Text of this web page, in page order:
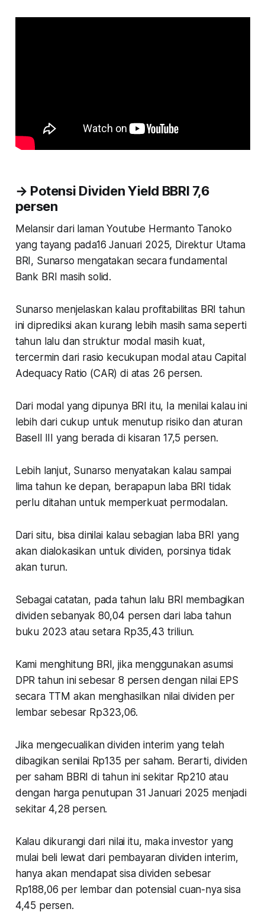
→ Potensi Dividen Yield BBRI 7,6
persen
Melansir dari laman Youtube Hermanto Tanoko
yang tayang pada16 Januari 2025, Direktur Utama
BRI, Sunarso mengatakan secara fundamental
Bank BRI masih solid.
Sunarso menjelaskan kalau profitabilitas BRI tahun
ini diprediksi akan kurang lebih masih sama seperti
tahun lalu dan struktur modal masih kuat,
tercermin dari rasio kecukupan modal atau Capital
Adequacy Ratio (CAR) di atas 26 persen.
Dari modal yang dipunya BRI itu, Ia menilai kalau ini
lebih dari cukup untuk menutup risiko dan aturan
Basell III yang berada di kisaran 17,5 persen.
Lebih lanjut, Sunarso menyatakan kalau sampai
lima tahun ke depan, berapapun laba BRI tidak
perlu ditahan untuk memperkuat permodalan.
Dari situ, bisa dinilai kalau sebagian laba BRI yang
akan dialokasikan untuk dividen, porsinya tidak
akan turun.
Sebagai catatan, pada tahun lalu BRI membagikan
dividen sebanyak 80,04 persen dari laba tahun
buku 2023 atau setara Rp35,43 triliun.
Kami menghitung BRI, jika menggunakan asumsi
DPR tahun ini sebesar 8 persen dengan nilai EPS
secara TTM akan menghasilkan nilai dividen per
lembar sebesar Rp323,06.
Jika mengecualikan dividen interim yang telah
dibagikan senilai Rp135 per saham. Berarti, dividen
per saham BBRI di tahun ini sekitar Rp210 atau
dengan harga penutupan 31 Januari 2025 menjadi
sekitar 4,28 persen.
Kalau dikurangi dari nilai itu, maka investor yang
mulai beli lewat dari pembayaran dividen interim,
hanya akan mendapat sisa dividen sebesar
Rp188,06 per lembar dan potensial cuan-nya sisa
4,45 persen.